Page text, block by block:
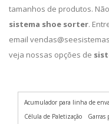
tamanhos de produtos.
sistema shoe sorter.
email
veja nossas opções de
Acumulador para linha de
Célula de Paletização
Garras